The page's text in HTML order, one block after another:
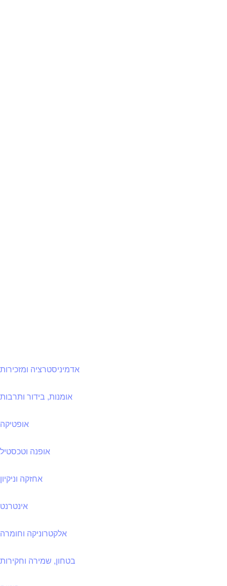
אדמיניסטרציה ומזכירות
אומנות, בידור ותרבות
אופטיקה
אופנה וטכסטיל
אחזקה וניקיון
אינטרנט
אלקטרוניקה וחומרה
בטחון, שמירה וחקירות